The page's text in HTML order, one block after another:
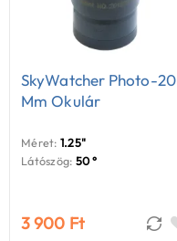
SkyWatcher Photo-20
Mm Okulár
Méret: 1.25"
Látószög: 50 °
3 900 Ft